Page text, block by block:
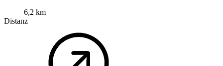
6,2 km
Distanz